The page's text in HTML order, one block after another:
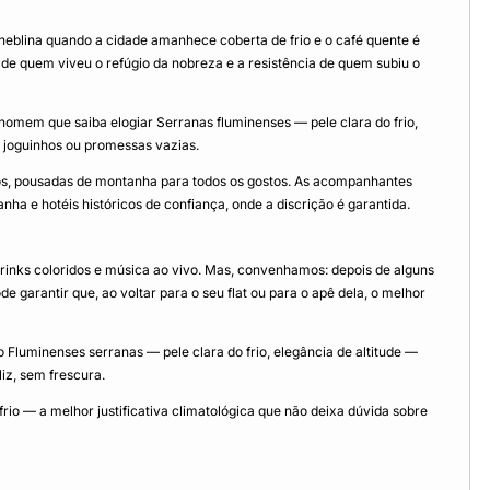
quando a cidade amanhece coberta de frio e o café quente é
quem viveu o refúgio da nobreza e a resistência de quem subiu o
que saiba elogiar Serranas fluminenses — pele clara do frio,
ou promessas vazias.
de montanha para todos os gostos. As acompanhantes
e hotéis históricos de confiança, onde a discrição é garantida.
coloridos e música ao vivo. Mas, convenhamos: depois de alguns
garantir que, ao voltar para o seu flat ou para o apê dela, o melhor
Fluminenses serranas — pele clara do frio, elegância de altitude —
sem frescura.
— a melhor justificativa climatológica que não deixa dúvida sobre